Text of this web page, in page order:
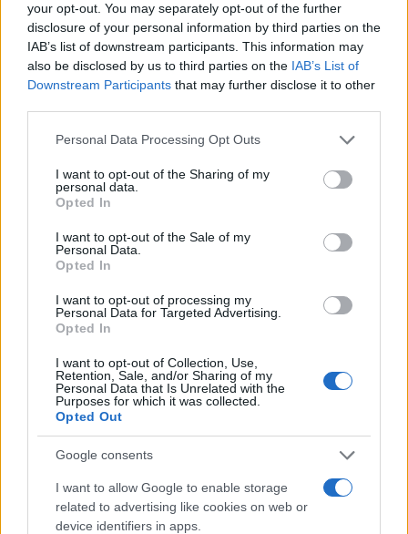
your opt-out. You may separately opt-out of the further
disclosure of your personal information by third parties on the
IAB’s list of downstream participants. This information may
also be disclosed by us to third parties on the IAB’s List of
Downstream Participants that may further disclose it to other
Please note that this website/app uses one or more Google
not limited to your visit or usage behaviour. You may click to
grant or deny consent to Google and its third-party tags to
use your data for below specified purposes in below Google
consent section.
Personal Data Processing Opt Outs
I want to opt-out of the Sharing of my
personal data.
Opted In
I want to opt-out of the Sale of my
Personal Data.
Opted In
I want to opt-out of processing my
Personal Data for Targeted Advertising.
Opted In
I want to opt-out of Collection, Use,
Retention, Sale, and/or Sharing of my
Personal Data that Is Unrelated with the
Purposes for which it was collected.
Opted Out
Google consents
I want to allow Google to enable storage
related to advertising like cookies on web or
device identifiers in apps.
LIFESTYLE
Le nuove Havaianas Kitten Heel debuttano a
Matteo Pellegrino · 7 Ago 2026